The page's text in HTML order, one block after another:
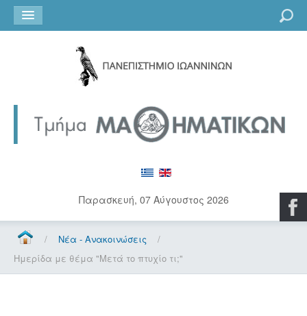
Παρασκευή, 07 Αύγουστος 2026
/ Νέα - Ανακοινώσεις
/
Ημερίδα με θέμα "Μετά το πτυχίο τι;"